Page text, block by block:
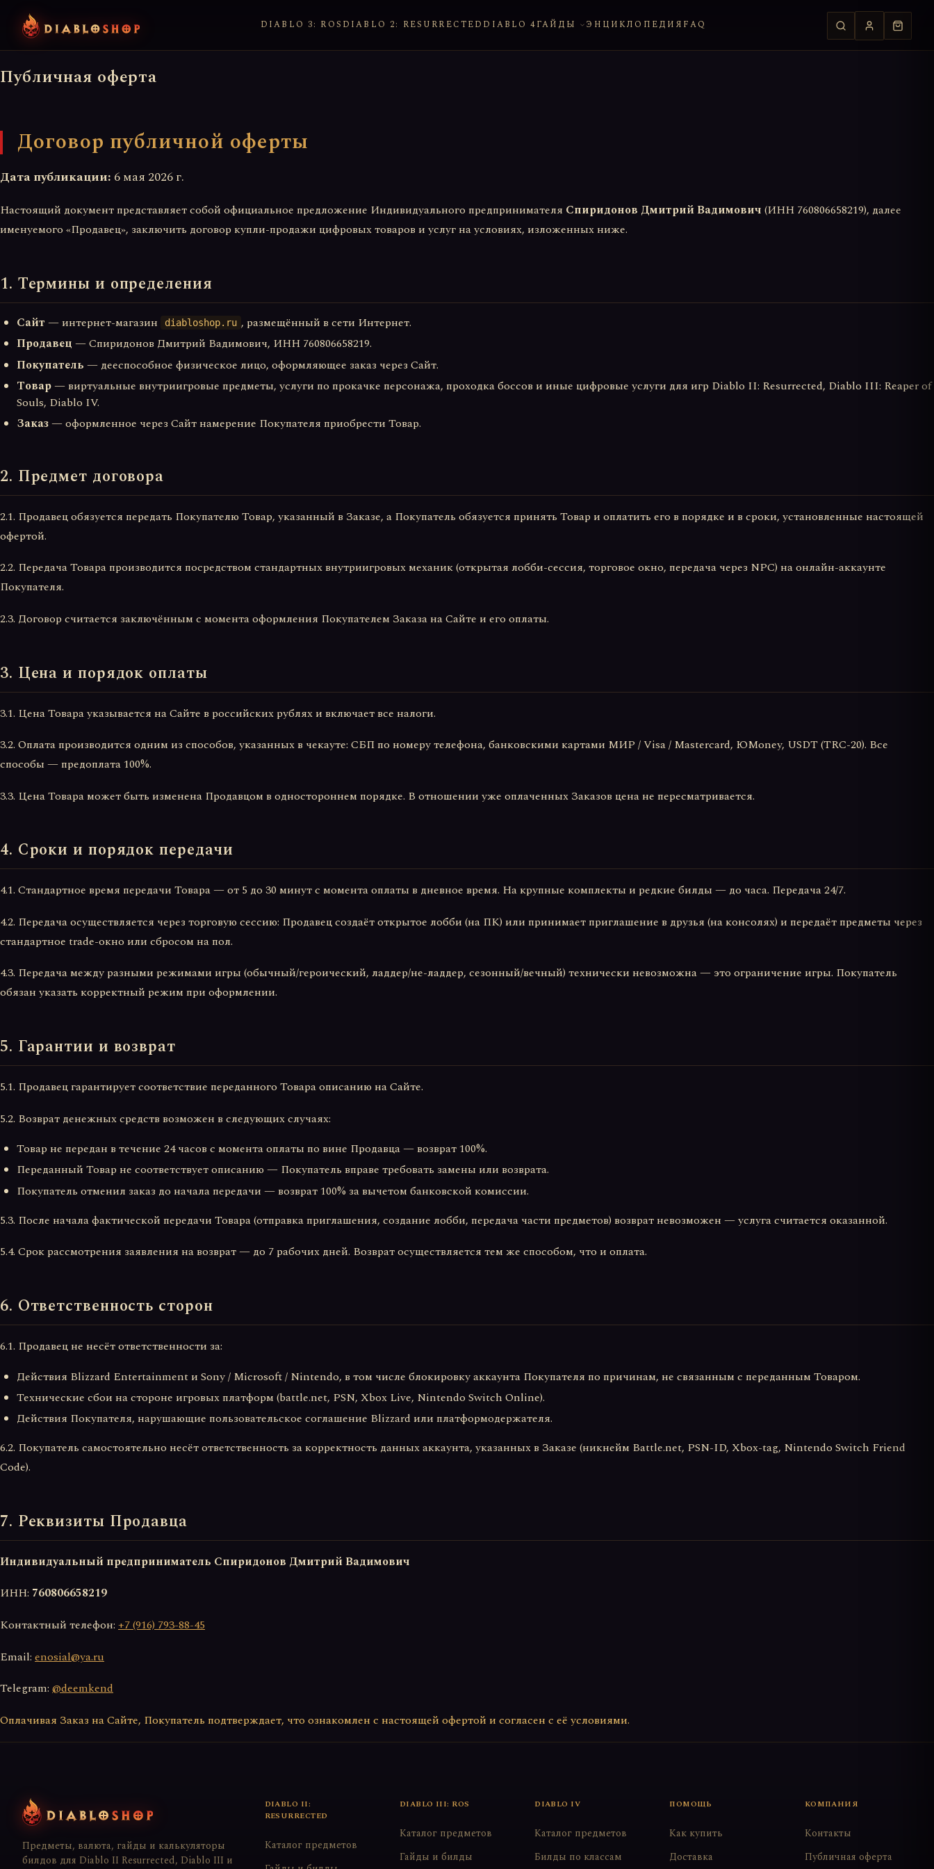
DIABLO 3: ROS DIABLO 2: RESURRECTED DIABLO 4ГАЙДЫ ЭНЦИКЛОПЕДИЯ FAQ
Публичная оферта
Договор публичной оферты
Дата публикации: 6 мая 2026 г.
Настоящий документ представляет собой официальное предложение Индивидуального предпринимателя Спиридонов Дмитрий Вадимович (ИНН 760806658219), далее
именуемого «Продавец», заключить договор купли-продажи цифровых товаров и услуг на условиях, изложенных ниже.
1. Термины и определения
Сайт — интернет-магазин diabloshop.ru , размещённый в сети Интернет.
Продавец — Спиридонов Дмитрий Вадимович, ИНН 760806658219.
Покупатель — дееспособное физическое лицо, оформляющее заказ через Сайт.
Товар— виртуальные внутриигровые предметы, услуги по прокачке персонажа, проходка боссов и иные цифровые услуги для игр Diablo II: Resurrected, Diablo III: Reaper of
Souls, Diablo IV.
Заказ— оформленное через Сайт намерение Покупателя приобрести Товар.
2. Предмет договора
2.1. Продавец обязуется передать Покупателю Товар, указанный в Заказе, а Покупатель обязуется принять Товар и оплатить его в порядке и в сроки, установленные настоящей
офертой.
2.2. Передача Товара производится посредством стандартных внутриигровых механик (открытая лобби-сессия, торговое окно, передача через NPC) на онлайн-аккаунте
Покупателя.
2.3. Договор считается заключённым с момента оформления Покупателем Заказа на Сайте и его оплаты.
3. Цена и порядок оплаты
3.1. Цена Товара указывается на Сайте в российских рублях и включает все налоги.
3.2. Оплата производится одним из способов, указанных в чекауте: СБП по номеру телефона, банковскими картами МИР / Visa / Mastercard, ЮMoney, USDT (TRC-20). Все
способы — предоплата 100%.
3.3. Цена Товара может быть изменена Продавцом в одностороннем порядке. В отношении уже оплаченных Заказов цена не пересматривается.
4. Сроки и порядок передачи
4.1. Стандартное время передачи Товара — от 5 до 30 минут с момента оплаты в дневное время. На крупные комплекты и редкие билды — до часа. Передача 24/7.
4.2. Передача осуществляется через торговую сессию: Продавец создаёт открытое лобби (на ПК) или принимает приглашение в друзья (на консолях) и передаёт предметы через
стандартное trade-окно или сбросом на пол.
4.3. Передача между разными режимами игры (обычный/героический, ладдер/не-ладдер, сезонный/вечный) технически невозможна — это ограничение игры. Покупатель
обязан указать корректный режим при оформлении.
5. Гарантии и возврат
5.1. Продавец гарантирует соответствие переданного Товара описанию на Сайте.
5.2. Возврат денежных средств возможен в следующих случаях:
Товар не передан в течение 24 часов с момента оплаты по вине Продавца — возврат 100%.
Переданный Товар не соответствует описанию — Покупатель вправе требовать замены или возврата.
Покупатель отменил заказ до начала передачи — возврат 100% за вычетом банковской комиссии.
5.3. После начала фактической передачи Товара (отправка приглашения, создание лобби, передача части предметов) возврат невозможен — услуга считается оказанной.
5.4. Срок рассмотрения заявления на возврат — до 7 рабочих дней. Возврат осуществляется тем же способом, что и оплата.
6. Ответственность сторон
6.1. Продавец не несёт ответственности за:
Действия Blizzard Entertainment и Sony / Microsoft / Nintendo, в том числе блокировку аккаунта Покупателя по причинам, не связанным с переданным Товаром.
Технические сбои на стороне игровых платформ (battle.net, PSN, Xbox Live, Nintendo Switch Online).
Действия Покупателя, нарушающие пользовательское соглашение Blizzard или платформодержателя.
6.2. Покупатель самостоятельно несёт ответственность за корректность данных аккаунта, указанных в Заказе (никнейм Battle.net, PSN-ID, Xbox-tag, Nintendo Switch Friend
Code).
7. Реквизиты Продавца
Индивидуальный предприниматель Спиридонов Дмитрий Вадимович
ИНН: 760806658219
Контактный телефон: +7 (916) 793-88-45
Email: enosial@ya.ru
Telegram: @deemkend
Оплачивая Заказ на Сайте, Покупатель подтверждает, что ознакомлен с настоящей офертой и согласен с её условиями.
Предметы, валюта, гайды и калькуляторы
билдов для Diablo II Resurrected, Diablo III и
DIABLO II:
RESURRECTED
Каталог предметов
DIABLO III: ROS
Каталог предметов
Гайды и билды
DIABLO IV
Каталог предметов
Билды по классам
ПОМОЩЬ
Как купить
Доставка
КОМПАНИЯ
Контакты
Публичная оферта